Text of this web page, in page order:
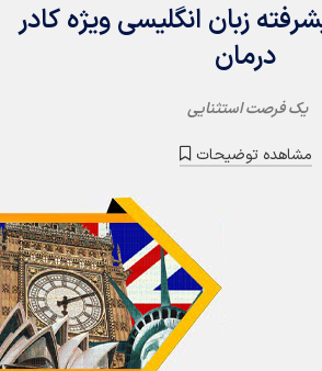
زبان انگلیسی ویژه کادر
درمان
یک فرصت استثنایی
مشاهده توضیحات